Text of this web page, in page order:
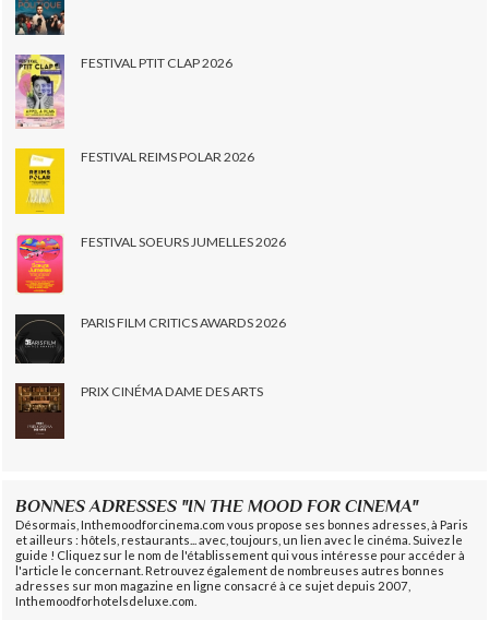
FESTIVAL PTIT CLAP 2026
FESTIVAL REIMS POLAR 2026
FESTIVAL SOEURS JUMELLES 2026
PARIS FILM CRITICS AWARDS 2026
PRIX CINÉMA DAME DES ARTS
BONNES ADRESSES "IN THE MOOD FOR CINEMA"
Désormais, Inthemoodforcinema.com vous propose ses bonnes adresses, à Paris
et ailleurs : hôtels, restaurants... avec, toujours, un lien avec le cinéma. Suivez le
guide ! Cliquez sur le nom de l'établissement qui vous intéresse pour accéder à
l'article le concernant. Retrouvez également de nombreuses autres bonnes
adresses sur mon magazine en ligne consacré à ce sujet depuis 2007,
Inthemoodforhotelsdeluxe.com.